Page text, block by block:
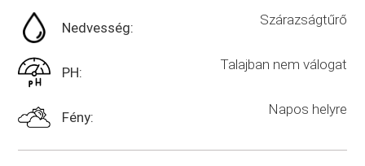
Nedvesség: Szárazságtűrő
PH: Talajban nem válogat
Fény: Napos helyre